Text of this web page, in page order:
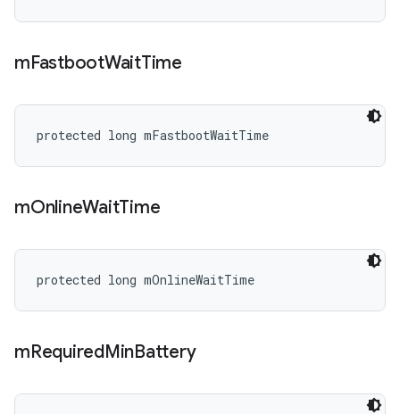
mFastbootWaitTime
protected long mFastbootWaitTime
mOnlineWaitTime
protected long mOnlineWaitTime
mRequiredMinBattery